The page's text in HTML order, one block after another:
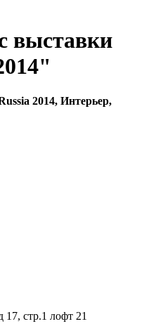
выставки
2014, Интерьер,
17, стр.1 лофт 21